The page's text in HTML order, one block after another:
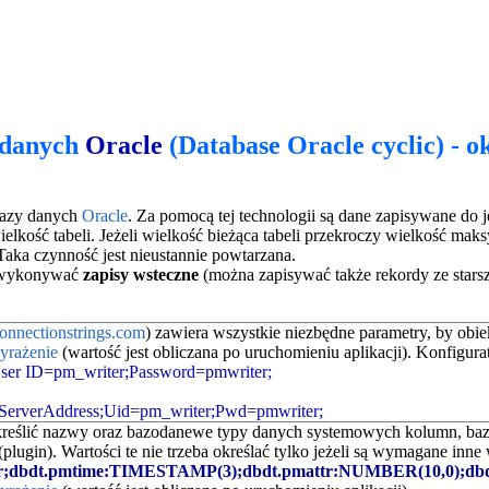
Oracle (Database Oracle cyclic) -
danych Oracle. Za pomocą tej technologii są dane zapisywane
tabeli. Jeżeli wielkość bieżąca tabeli przekroczy wielkość
czynność jest nieustannie powtarzana.
zapisy wsteczne (można zapisywać także rekordy ze
) zawiera wszystkie niezbędne parametry, by
(wartość jest obliczana po uruchomieniu aplikacji).
ID=pm_writer;Password=pmwriter;
nazwy oraz bazodanewe typy danych systemowych kolumn,
Wartości te nie trzeba określać tylko jeżeli są wymagane